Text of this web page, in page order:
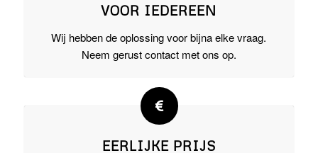
VOOR IEDEREEN
Wij hebben de oplossing voor bijna elke vraag.
Neem gerust contact met ons op.
EERLIJKE PRIJS